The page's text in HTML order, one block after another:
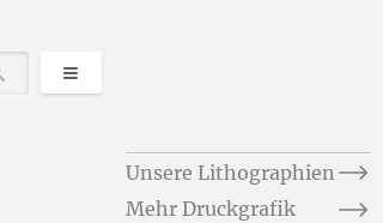
DurchsuchenKategorien
Unsere Lithographien
Mehr Druckgrafik